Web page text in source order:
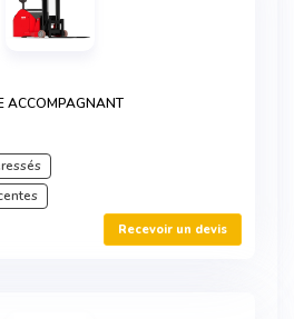
ACCOMPAGNANT
Recevoir un devis